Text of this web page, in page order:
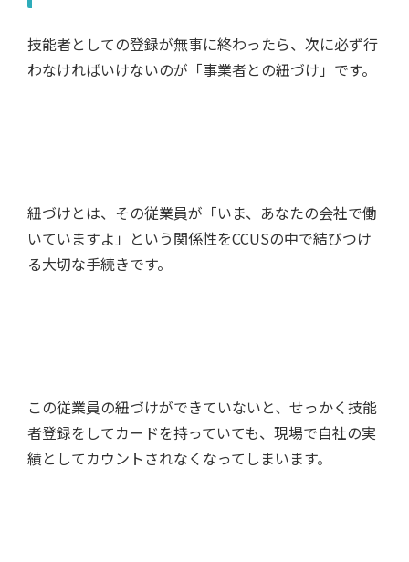
技能者としての登録が無事に終わったら、次に必ず行
わなければいけないのが「事業者との紐づけ」です。
紐づけとは、その従業員が「いま、あなたの会社で働
いていますよ」という関係性をCCUSの中で結びつけ
る大切な手続きです。
この従業員の紐づけができていないと、せっかく技能
者登録をしてカードを持っていても、現場で自社の実
績としてカウントされなくなってしまいます。